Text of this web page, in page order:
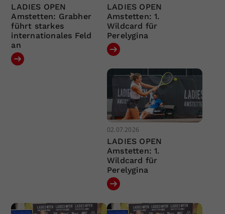
LADIES OPEN
Amstetten: Grabher
führt starkes
internationales Feld
an
LADIES OPEN
Amstetten: 1.
Wildcard für
Perelygina
02.07.2026
LADIES OPEN
Amstetten: 1.
Wildcard für
Perelygina